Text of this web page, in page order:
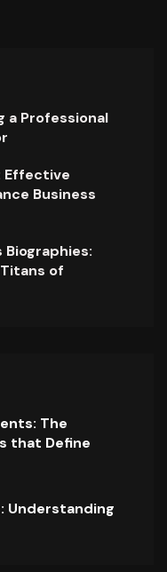
a Professional
Effective
Business
Biographies:
of
The
that Define
Understanding